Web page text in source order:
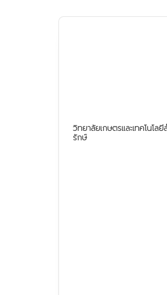
วิทยาลัยเกษตรและเทคโนโ
รักษ์